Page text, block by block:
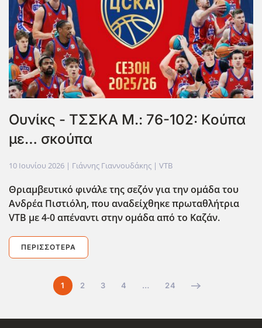
Ουνίκς - ΤΣΣΚΑ Μ.: 76-102: Κούπα
με… σκούπα
10 Ιουνίου 2026 | Γιάννης Γιαννουδάκης | VTB
Θριαμβευτικό φινάλε της σεζόν για την ομάδα του
Ανδρέα Πιστιόλη, που αναδείχθηκε πρωταθλήτρια
VTB με 4-0 απέναντι στην ομάδα από το Καζάν.
ΠΕΡΙΣΣΌΤΕΡΑ
1 2 3 4 … 24